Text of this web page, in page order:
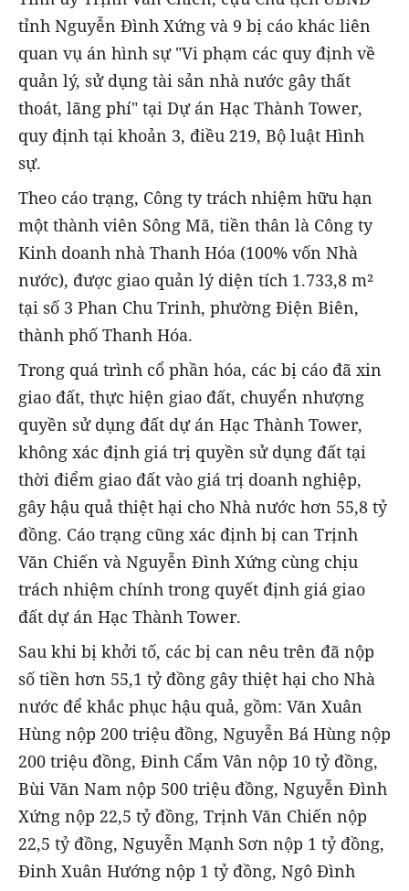
tỉnh Nguyễn Đình Xứng và 9 bị cáo khác liên
quan vụ án hình sự "Vi phạm các quy định về
quản lý, sử dụng tài sản nhà nước gây thất
thoát, lãng phí" tại Dự án Hạc Thành Tower,
quy định tại khoản 3, điều 219, Bộ luật Hình
sự.
Theo cáo trạng, Công ty trách nhiệm hữu hạn
một thành viên Sông Mã, tiền thân là Công ty
Kinh doanh nhà Thanh Hóa (100% vốn Nhà
nước), được giao quản lý diện tích 1.733,8 m²
tại số 3 Phan Chu Trinh, phường Điện Biên,
thành phố Thanh Hóa.
Trong quá trình cổ phần hóa, các bị cáo đã xin
giao đất, thực hiện giao đất, chuyển nhượng
quyền sử dụng đất dự án Hạc Thành Tower,
không xác định giá trị quyền sử dụng đất tại
thời điểm giao đất vào giá trị doanh nghiệp,
gây hậu quả thiệt hại cho Nhà nước hơn 55,8 tỷ
đồng. Cáo trạng cũng xác định bị can Trịnh
Văn Chiến và Nguyễn Đình Xứng cùng chịu
trách nhiệm chính trong quyết định giá giao
đất dự án Hạc Thành Tower.
Sau khi bị khởi tố, các bị can nêu trên đã nộp
số tiền hơn 55,1 tỷ đồng gây thiệt hại cho Nhà
nước để khắc phục hậu quả, gồm: Văn Xuân
Hùng nộp 200 triệu đồng, Nguyễn Bá Hùng nộp
200 triệu đồng, Đinh Cẩm Vân nộp 10 tỷ đồng,
Bùi Văn Nam nộp 500 triệu đồng, Nguyễn Đình
Xứng nộp 22,5 tỷ đồng, Trịnh Văn Chiến nộp
22,5 tỷ đồng, Nguyễn Mạnh Sơn nộp 1 tỷ đồng,
Đinh Xuân Hướng nộp 1 tỷ đồng, Ngô Đình